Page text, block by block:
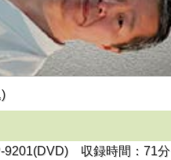
9201(DVD) 収録時間：71分